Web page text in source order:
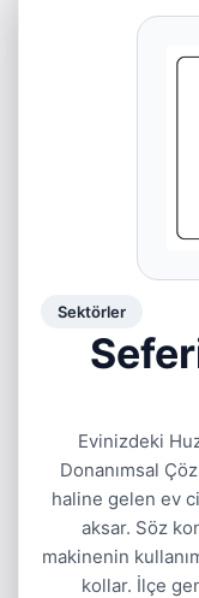
Sektörler
Evinizdeki
Donanımsal
haline gelen ev
aksar. Söz
makinenin
kollar. İlçe